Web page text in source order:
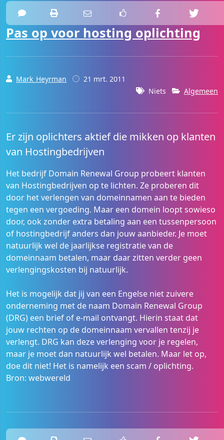
Pas op voor hosting oplichting
Mark_Heyrman
21 mrt. 2011
Niets
Algemeen
Er zijn oplichters aktief die mikken op klanten
van Hostingbedrijven
Het bedrijf Domain Renewal Group probeert klanten
van Hostingbedrijven op te lichten. Ze proberen dit
door het verlengen van domeinnamen aan te bieden
tegen een vergoeding. Maar een domein loopt sowieso
door, ook zonder extra betaling aan een tussenpersoon
of hostingbedrijf anders dan jouw aanbieder. Je moet
natuurlijk wel de jaarlijkse registratie van de
domeinnaam betalen, maar daar zitten verder geen
verlengingskosten bij natuurlijk.
Het is mogelijk dat jij van een Engelse niet zuivere
onderneming met de naam Domain Renewal Group
(DRG) een brief of e-mail ontvangt. Hierin staat dat
jouw rechten op de domeinnaam vervallen tenzij je
verlengt. DRG kan deze verlenging voor je regelen,
maar je moet dan natuurlijk wel betalen. Maar let op,
doe dit niet! Het is namelijk een scam / oplichting.
Bron: webwereld